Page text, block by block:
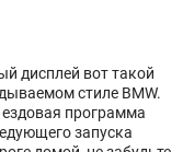
дисплей вот такой
стиле BMW.
программа
запуска